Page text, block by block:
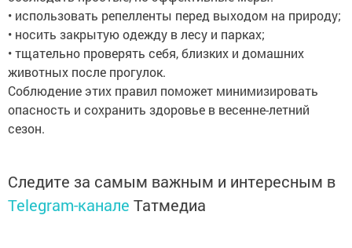
• использовать репелленты перед выходом на природу;
• носить закрытую одежду в лесу и парках;
• тщательно проверять себя, близких и домашних
животных после прогулок.
Соблюдение этих правил поможет минимизировать
опасность и сохранить здоровье в весенне-летний
сезон.
Следите за самым важным и интересным в
Telegram-канале Татмедиа